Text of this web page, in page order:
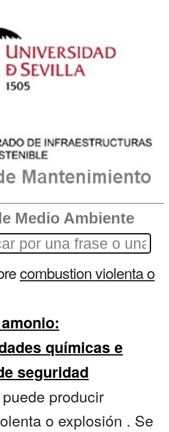
Medio Ambiente
combustion violenta o
químicas e
seguridad
producir
o explosión . Se